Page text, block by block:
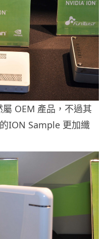
OEM 產品，不過其
ION Sample 更加纖